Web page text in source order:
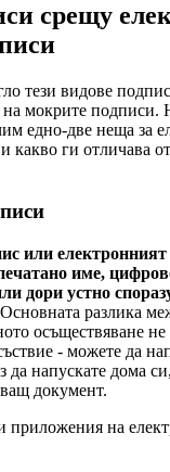
срещу
тези видове
мокрите подписи.
едно-две неща за
какво ги отличава
или
име,
дори устно
разлика
осъществяване не
- можете да
да напускате дома
документ.
приложения на